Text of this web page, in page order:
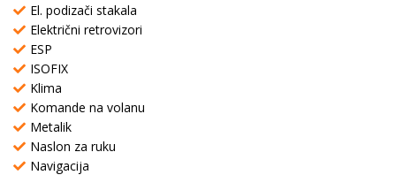
El. podizači stakala
Električni retrovizori
ESP
ISOFIX
Klima
Komande na volanu
Metalik
Naslon za ruku
Navigacija